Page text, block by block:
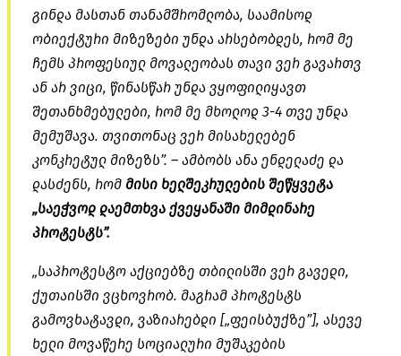
გინდა მასთან თანამშრომლობა, საამისოდ
ობიექტური მიზეზები უნდა არსებობდეს, რომ მე
ჩემს პროფესიულ მოვალეობას თავი ვერ გავართვ
ან არ ვიცი, წინასწარ უნდა ვყოფილიყავთ
შეთანხმებულები, რომ მე მხოლოდ 3-4 თვე უნდა
მემუშავა. თვითონაც ვერ მისახელებენ
კონკრეტულ მიზეზს”. – ამბობს ანა ენდელაძე და
დასძენს, რომ მისი ხელშეკრულების შეწყვეტა
„საეჭვოდ დაემთხვა ქვეყანაში მიმდინარე
პროტესტს”.
„საპროტესტო აქციებზე თბილისში ვერ გავედი,
ქუთაისში ვცხოვრობ. მაგრამ პროტესტს
გამოვხატავდი, ვაზიარებდი [„ფეისბუქზე”], ასევე
ხელი მოვაწერე სოციალური მუშაკების